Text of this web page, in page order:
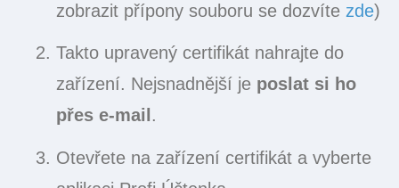
zobrazit přípony souboru se dozvíte zde)
Takto upravený certifikát nahrajte do
zařízení. Nejsnadnější je poslat si ho
přes e-mail .
Otevřete na zařízení certifikát a vyberte